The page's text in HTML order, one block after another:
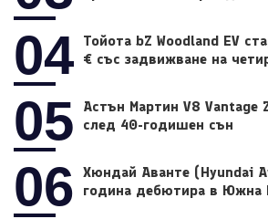
04 Тойота bZ Woodland EV
€ със задвижване на
05
Астън Мартин V8 Vantage
след 40-годишен сън
06
Хюндай Аванте (Hyundai
година дебютира в Южна